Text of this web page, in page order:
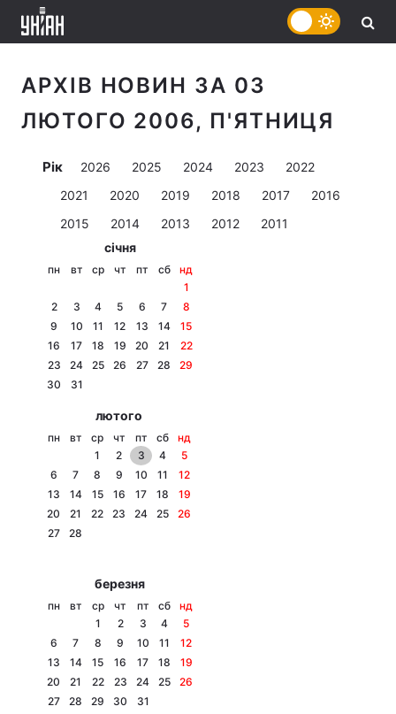
АРХІВ НОВИН ЗА 03
ЛЮТОГО 2006, П'ЯТНИЦЯ
Рік 2026 2025 2024 2023
2022
2021
2020 2019 2018 2017
2016
2015
2014 2013 2012
2011
січня
пн вт ср чт пт сб
нд
1
2
3 4 5 6 7
8
9
10 11 12 13 14
15
16
17 18 19 20 21
22
23
24 25 26 27 28
29
30
31
лютого
пн вт ср чт пт сб
нд
1
2 3 4
5
6
7 8 9 10 11
12
13
14 15 16 17 18
19
20
21 22 23 24 25
26
27
28
березня
пн вт ср чт пт сб
нд
1
2 3 4
5
6
7 8 9 10 11
12
13
14 15 16 17 18
19
20
21 22 23 24 25
26
27
28 29 30 31